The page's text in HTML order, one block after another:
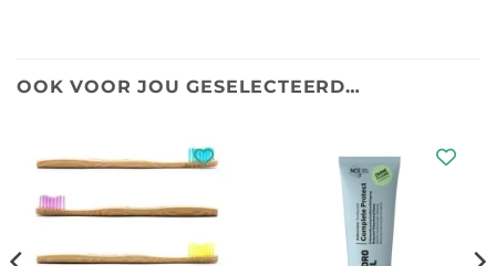
OOK VOOR JOU GESELECTEERD…